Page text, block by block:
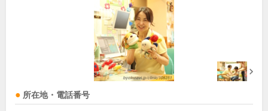
所在地・電話番号